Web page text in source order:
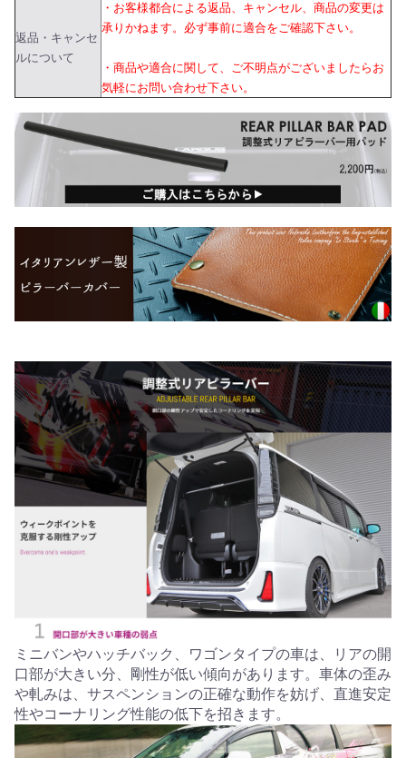
返品・キャンセ
ルについて
・お客様都合による返品、キャンセル、商品の変更は
承りかねます。必ず事前に適合をご確認下さい。
・商品や適合に関して、ご不明点がございましたらお
気軽にお問い合わせ下さい。
ミニバンやハッチバック、ワゴンタイプの車は、リアの開
口部が大きい分、剛性が低い傾向があります。車体の歪み
や軋みは、サスペンションの正確な動作を妨げ、直進安定
性やコーナリング性能の低下を招きます。